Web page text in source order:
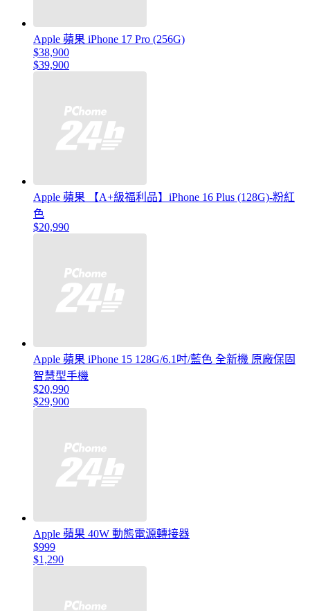
Apple 蘋果 iPhone 17 Pro (256G)
$38,900
$39,900
Apple 蘋果 【A+級福利品】iPhone 16 Plus (128G)-粉紅
色
$20,990
Apple 蘋果 iPhone 15 128G/6.1吋/藍色 全新機 原廠保固
智慧型手機
$20,990
$29,900
Apple 蘋果 40W 動態電源轉接器
$999
$1,290